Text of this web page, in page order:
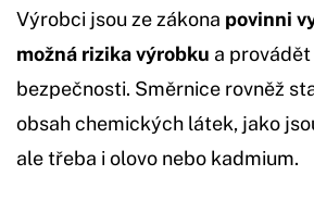
Výrobci jsou ze zákona povinni
možná rizika výrobku a
bezpečnosti. Směrnice rovněž
obsah chemických látek, jako
ale třeba i olovo nebo kadmium.